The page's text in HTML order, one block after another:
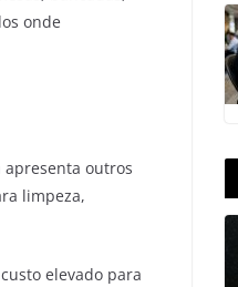
onde
outros
limpeza,
elevado para